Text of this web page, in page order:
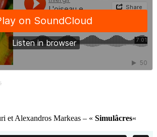
et Alexandros Markeas – « Simulâcres«